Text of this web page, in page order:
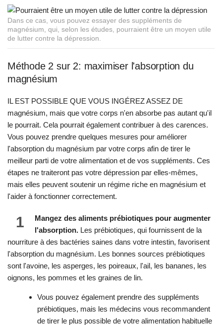
Dans ce cas, vous pouvez essayer des suppléments de
magnésium, qui, selon les études, pourraient être un moyen utile
de lutter contre la dépression.
Méthode 2 sur 2: maximiser l'absorption du
magnésium
IL EST POSSIBLE QUE VOUS INGÉREZ ASSEZ DE
magnésium, mais que votre corps n'en absorbe pas autant qu'il
le pourrait. Cela pourrait également contribuer à des carences.
Vous pouvez prendre quelques mesures pour améliorer
l'absorption du magnésium par votre corps afin de tirer le
meilleur parti de votre alimentation et de vos suppléments. Ces
étapes ne traiteront pas votre dépression par elles-mêmes,
mais elles peuvent soutenir un régime riche en magnésium et
l'aider à fonctionner correctement.
1
Mangez des aliments prébiotiques pour augmenter
l'absorption. Les prébiotiques, qui fournissent de la
nourriture à des bactéries saines dans votre intestin, favorisent
l'absorption du magnésium. Les bonnes sources prébiotiques
sont l'avoine, les asperges, les poireaux, l'ail, les bananes, les
oignons, les pommes et les graines de lin.
Vous pouvez également prendre des suppléments
prébiotiques, mais les médecins vous recommandent
de tirer le plus possible de votre alimentation habituelle